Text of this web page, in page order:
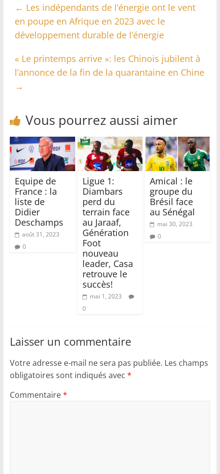
← Les indépendants de l’énergie ont le vent
en poupe en Afrique en 2023 avec le
développement durable de l’énergie
« Le printemps arrive »: les Chinois jubilent à
l’annonce de la fin de la quarantaine en Chine
→
Vous pourrez aussi aimer
Equipe de
France : la
liste de
Didier
Deschamps
août 31, 2023
0
Ligue 1:
Diambars
perd du
terrain face
au Jaraaf,
Génération
Foot
nouveau
leader, Casa
retrouve le
succès!
mai 1, 2023
0
Amical : le
groupe du
Brésil face
au Sénégal
mai 30, 2023
0
Laisser un commentaire
Votre adresse e-mail ne sera pas publiée. Les champs
obligatoires sont indiqués avec *
Commentaire*